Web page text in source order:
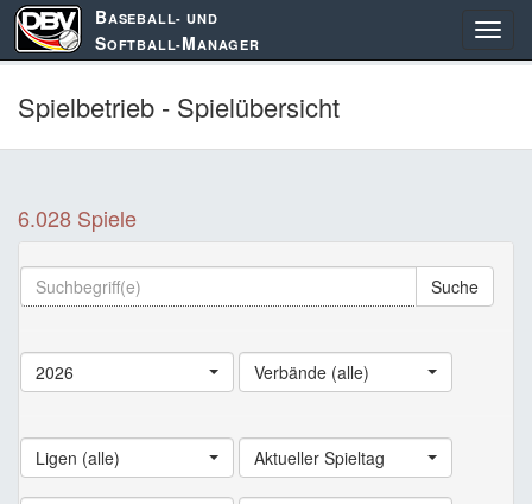
BASEBALL- UND
SOFTBALL-MANAGER
Spielbetrieb - Spielübersicht
6.028 Spiele
Suche
2026 Verbände (alle)
Ligen (alle) Aktueller Spieltag